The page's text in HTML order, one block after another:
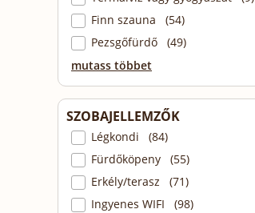
Finn szauna (54)
Pezsgőfürdő (49)
mutass többet
SZOBAJELLEMZŐK
Légkondi (84)
Fürdőköpeny (55)
Erkély/terasz (71)
Ingyenes WIFI (98)